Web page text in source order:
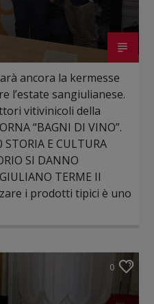
ancora la kermesse
l’estate sangiulianese.
vitivinicoli della
“BAGNI DI VINO”.
STORIA E CULTURA
SI DANNO
TERME Il
i prodotti tipici è uno
0